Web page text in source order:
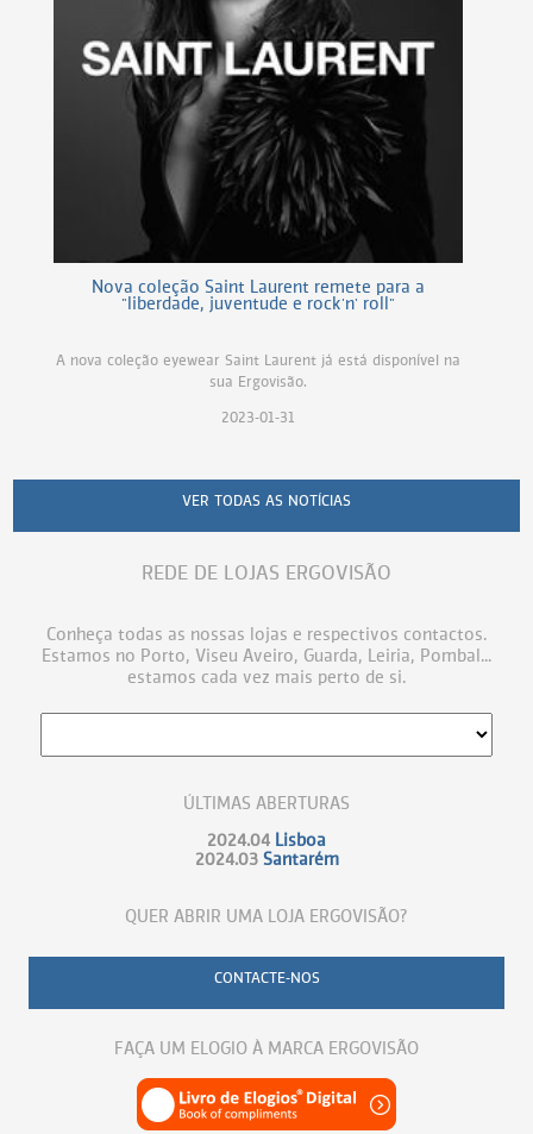
Nova coleção Saint Laurent remete para a
"liberdade, juventude e rock'n' roll"
A nova coleção eyewear Saint Laurent já está disponível na
sua Ergovisão.
2023-01-31
VER TODAS AS NOTÍCIAS
REDE DE LOJAS ERGOVISÃO
Conheça todas as nossas lojas e respectivos contactos.
Estamos no Porto, Viseu Aveiro, Guarda, Leiria, Pombal...
estamos cada vez mais perto de si.
ÚLTIMAS ABERTURAS
2024.04 Lisboa
2024.03 Santarém
QUER ABRIR UMA LOJA ERGOVISÃO?
CONTACTE-NOS
FAÇA UM ELOGIO À MARCA ERGOVISÃO